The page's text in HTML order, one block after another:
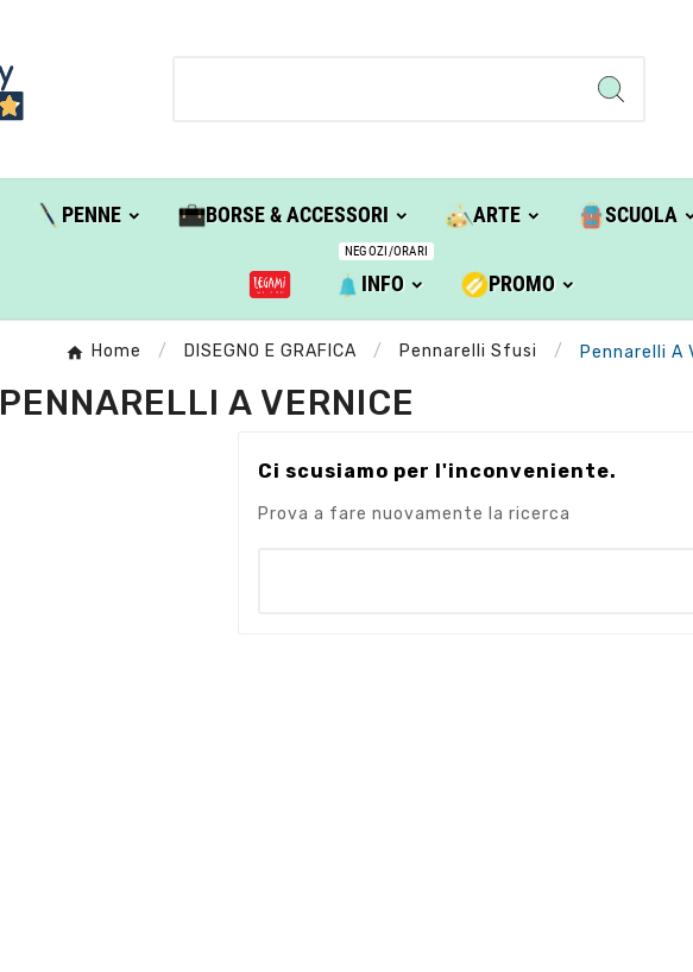
PENNE BORSE & ACCESSORI ARTE SCUOLA
INFO
NEGOZI/ORARI
PROMO
Home DISEGNO E GRAFICA Pennarelli Sfusi Pennarelli A
PENNARELLI A VERNICE
Ci scusiamo per l'inconveniente.
Prova a fare nuovamente la ricerca